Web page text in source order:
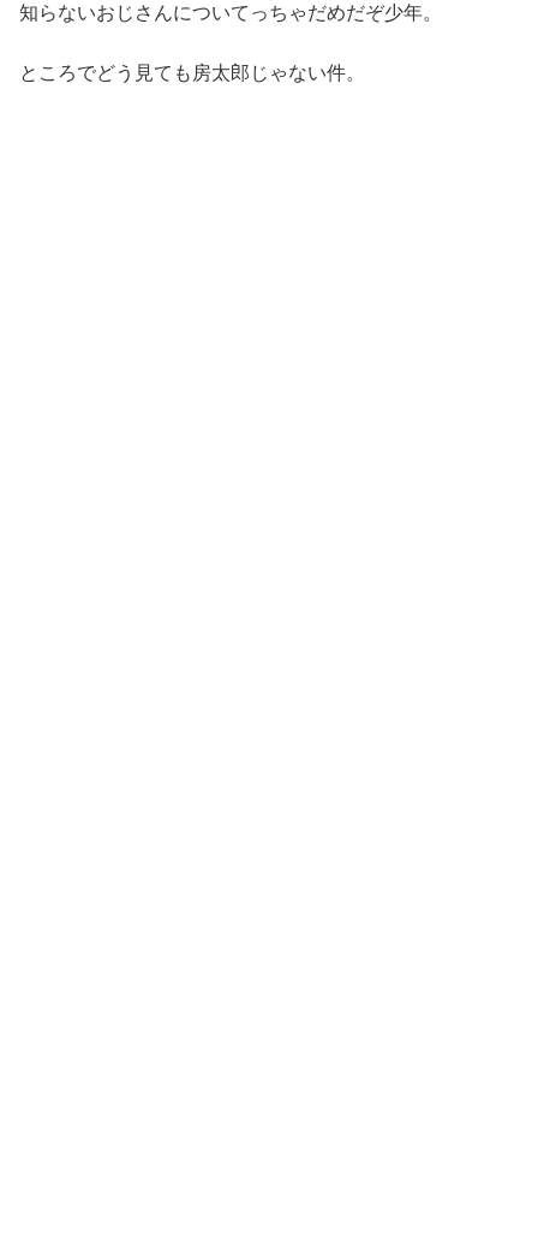
知らないおじさんについてっちゃだめだぞ少年。
ところでどう見ても房太郎じゃない件。